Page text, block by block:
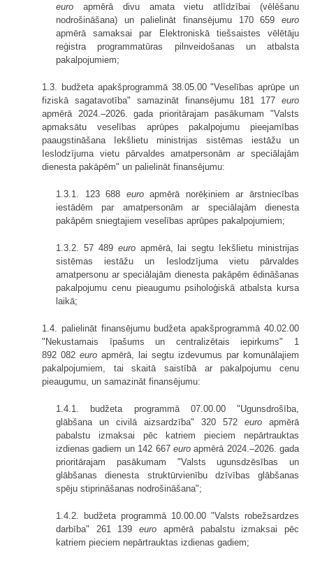
euro apmērā divu amata vietu atlīdzībai (vēlēšanu
nodrošināšana) un palielināt finansējumu 170 659 euro
apmērā samaksai par Elektroniskā tiešsaistes vēlētāju
reģistra programmatūras pilnveidošanas un atbalsta
pakalpojumiem;
1.3. budžeta apakšprogrammā 38.05.00 "Veselības aprūpe un
fiziskā sagatavotība" samazināt finansējumu 181 177 euro
apmērā 2024.–2026. gada prioritārajam pasākumam "Valsts
apmaksātu veselības aprūpes pakalpojumu pieejamības
paaugstināšana Iekšlietu ministrijas sistēmas iestāžu un
Ieslodzījuma vietu pārvaldes amatpersonām ar speciālajām
dienesta pakāpēm" un palielināt finansējumu:
1.3.1. 123 688 euroapmērā norēķiniem ar ārstniecības
iestādēm par amatpersonām ar speciālajām dienesta
pakāpēm sniegtajiem veselības aprūpes pakalpojumiem;
1.3.2. 57 489 euroapmērā, lai segtu Iekšlietu ministrijas
sistēmas iestāžu un Ieslodzījuma vietu pārvaldes
amatpersonu ar speciālajām dienesta pakāpēm ēdināšanas
pakalpojumu cenu pieaugumu psiholoģiskā atbalsta kursa
laikā;
1.4. palielināt finansējumu budžeta apakšprogrammā 40.02.00
"Nekustamais īpašums un centralizētais iepirkums" 1
892 082 euro apmērā, lai segtu izdevumus par komunālajiem
pakalpojumiem, tai skaitā saistībā ar pakalpojumu cenu
pieaugumu, un samazināt finansējumu:
1.4.1. budžeta programmā 07.00.00 "Ugunsdrošība,
glābšana un civilā aizsardzība" 320 572 euro apmērā
pabalstu izmaksai pēc katriem pieciem nepārtrauktas
izdienas gadiem un 142 667 euroapmērā 2024.–2026. gada
prioritārajam pasākumam "Valsts ugunsdzēsības un
glābšanas dienesta struktūrvienību dzīvības glābšanas
spēju stiprināšanas nodrošināšana";
1.4.2. budžeta programmā 10.00.00 "Valsts robežsardzes
darbība" 261 139euro apmērā pabalstu izmaksai pēc
katriem pieciem nepārtrauktas izdienas gadiem;